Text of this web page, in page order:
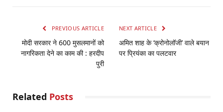
PREVIOUS ARTICLE
मोदी सरकार ने 600 मुसलमानों को
नागरिकता देने का काम की : हरदीप
पुरी
NEXT ARTICLE
अमित शाह के ‘क्रोनोलॉजी’ वाले बयान
पर प्रियंका का पलटवार
Related Posts